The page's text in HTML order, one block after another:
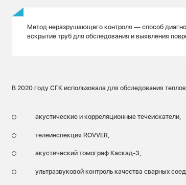
Метод неразрушающего контроля — способ
вскрытие труб для обследования и выявления
В 2020 году СГК использовала для обследования
акустические и корреляционные течеискатели,
телеинспекция ROVVER,
акустический томограф Каскад-3,
ультразвуковой контроль качества сварных